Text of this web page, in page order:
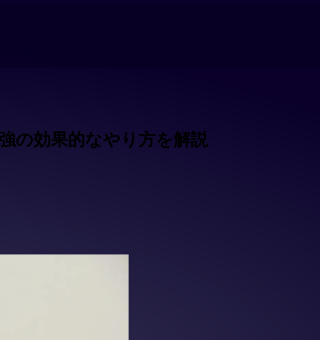
の効果的なやり方を解説